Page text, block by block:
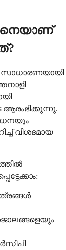
സാധാരണയായി
വിശദമായ